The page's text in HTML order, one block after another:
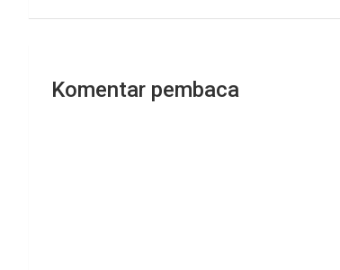
Komentar pembaca